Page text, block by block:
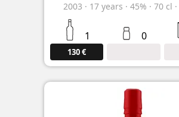
2003 · 17 years · 45% · 70 cl ·
1
130 €
0